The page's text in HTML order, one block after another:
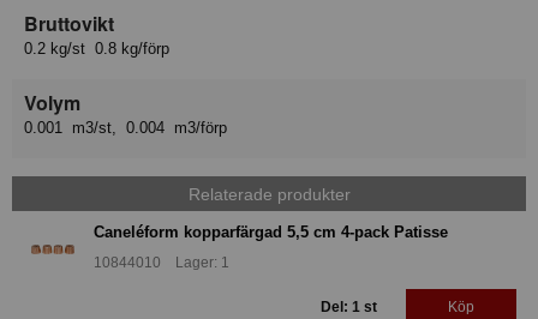
Bruttovikt
0.2 kg/st 0.8 kg/förp
Volym
0.001 m3/st, 0.004 m3/förp
Relaterade produkter
Caneléform kopparfärgad 5,5 cm 4-pack Patisse
10844010 Lager: 1
Del: 1 st Köp